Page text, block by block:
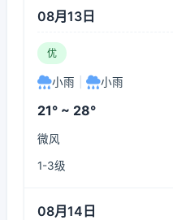
08月13日
优
小雨 小雨
21° ~ 28°
微风
1-3级
08月14日